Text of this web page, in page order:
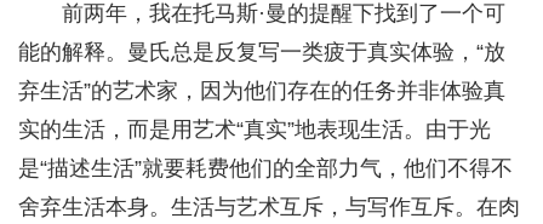
前两年，我在托马斯·曼的提醒下找到了一个可
能的解释。曼氏总是反复写一类疲于真实体验，“放
弃生活”的艺术家，因为他们存在的任务并非体验真
实的生活，而是用艺术“真实”地表现生活。由于光
是“描述生活”就要耗费他们的全部力气，他们不得不
舍弃生活本身。生活与艺术互斥，与写作互斥。在肉